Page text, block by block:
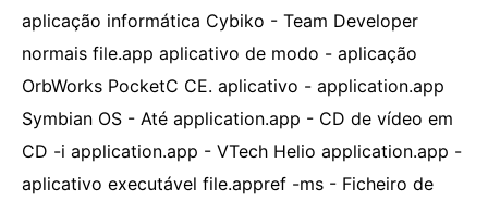
aplicação informática Cybiko - Team Developer
normais file.app aplicativo de modo - aplicação
OrbWorks PocketC CE. aplicativo - application.app
Symbian OS - Até application.app - CD de vídeo em
CD -i application.app - VTech Helio application.app -
aplicativo executável file.appref -ms - Ficheiro de